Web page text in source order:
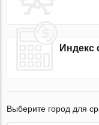
Индекс
Выберите город для